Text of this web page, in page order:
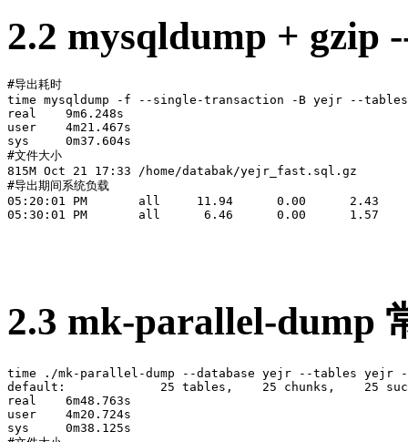
2.2 mysqldump + gzip
#导出耗时
time mysqldump -f --single-transaction -B yejr --
real    9m6.248s
user    4m21.467s
sys     0m37.604s
#文件大小
815M Oct 21 17:33 /home/databak/yejr_fast.sql.gz
#导出期间系统负载
05:20:01 PM       all     11.94      0.00      2.43
2.3 mk-parallel-dump
time ./mk-parallel-dump --database yejr --tables yejr
default:             25 tables,    25 chunks,    25
real    6m48.763s
user    4m20.724s
sys     0m38.125s